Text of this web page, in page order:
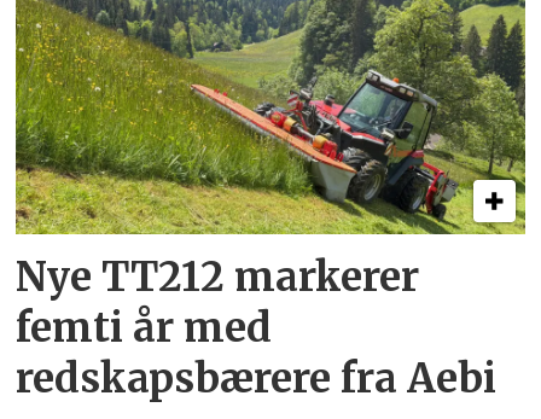
Nye TT212 markerer
femti år­ med
redskapsbærere fra Aebi